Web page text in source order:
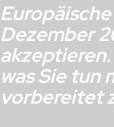
Dezember
was Sie tun
vorbereitet